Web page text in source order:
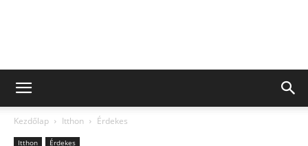
Kezdőlap Itthon Érdekes
Itthon Érdekes